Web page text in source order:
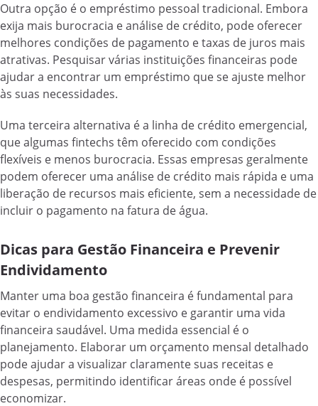
Outra opção é o empréstimo pessoal tradicional. Embora
exija mais burocracia e análise de crédito, pode oferecer
melhores condições de pagamento e taxas de juros mais
atrativas. Pesquisar várias instituições financeiras pode
ajudar a encontrar um empréstimo que se ajuste melhor
às suas necessidades.
Uma terceira alternativa é a linha de crédito emergencial,
que algumas fintechs têm oferecido com condições
flexíveis e menos burocracia. Essas empresas geralmente
podem oferecer uma análise de crédito mais rápida e uma
liberação de recursos mais eficiente, sem a necessidade de
incluir o pagamento na fatura de água.
Dicas para Gestão Financeira e Prevenir
Endividamento
Manter uma boa gestão financeira é fundamental para
evitar o endividamento excessivo e garantir uma vida
financeira saudável. Uma medida essencial é o
planejamento. Elaborar um orçamento mensal detalhado
pode ajudar a visualizar claramente suas receitas e
despesas, permitindo identificar áreas onde é possível
economizar.